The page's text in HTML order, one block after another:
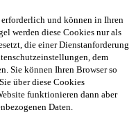
und können in Ihren
werden diese Cookies nur als
die einer Dienstanforderung
dem
Sie können Ihren Browser so
über diese Cookies
funktionieren dann aber
Daten.